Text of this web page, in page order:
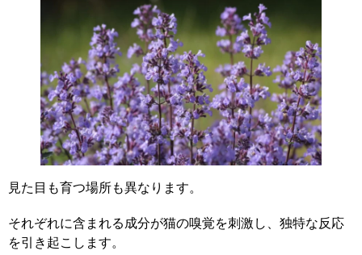
見た目も育つ場所も異なります。
それぞれに含まれる成分が猫の嗅覚を刺激し、独特な反応
を引き起こします。